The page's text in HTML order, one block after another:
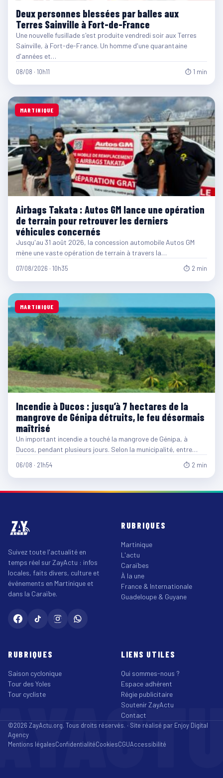
Deux personnes blessées par balles aux
Terres Sainville à Fort-de-France
Une nouvelle fusillade s'est produite vendredi soir aux Terres
Sainville, à Fort-de-France. Un homme d'une quarantaine
d'années et…
08/08 · 10h11 ⏱ 1 min
MARTINIQUE
Airbags Takata : Autos GM lance une opération
de terrain pour retrouver les derniers
véhicules concernés
Jusqu'au 31 août 2026, la concession automobile Autos GM
mène une vaste opération de terrain à travers la…
07/08/2026 · 10h35 ⏱ 2 min
MARTINIQUE
Incendie à Ducos : jusqu’à 7 hectares de la
mangrove de Génipa détruits, le feu désormais
maîtrisé
Un important incendie a touché la mangrove de Génipa, à
Ducos, pendant plusieurs jours. Selon la municipalité, entre…
06/08 · 21h54 ⏱ 2 min
Suivez toute l'actualité en
temps réel sur ZayActu : infos
locales, faits divers, culture et
événements en Martinique et
dans la Caraïbe.
RUBRIQUES
Martinique
L'actu
Caraïbes
À la une
France & Internationale
Guadeloupe & Guyane
RUBRIQUES
Saison cyclonique
Tour des Yoles
Tour cycliste
LIENS UTILES
Qui sommes-nous ?
Espace adhérent
Régie publicitaire
Soutenir ZayActu
Contact
©2026 ZayActu.org. Tous droits réservés. · Site réalisé par Enjoy Digital
Agency
Mentions légalesConfidentialitéCookiesCGUAccessibilité